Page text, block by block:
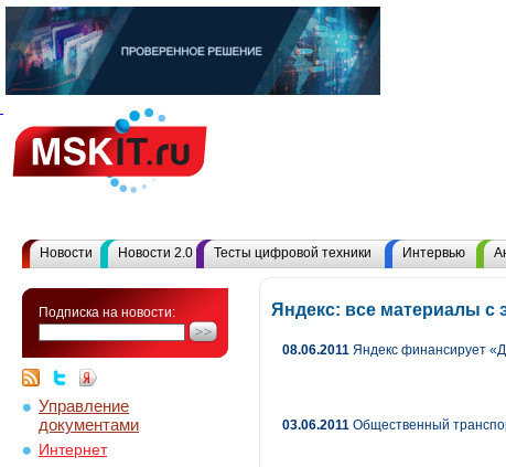
Новости Новости 2.0 Тесты цифровой техники Интервью
Подписка на новости:
Управление
документами
Интернет
Яндекс: все материалы
08.06.2011 Яндекс финансирует
03.06.2011 Общественный